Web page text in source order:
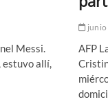
Messi.
allí,
junio
AFP